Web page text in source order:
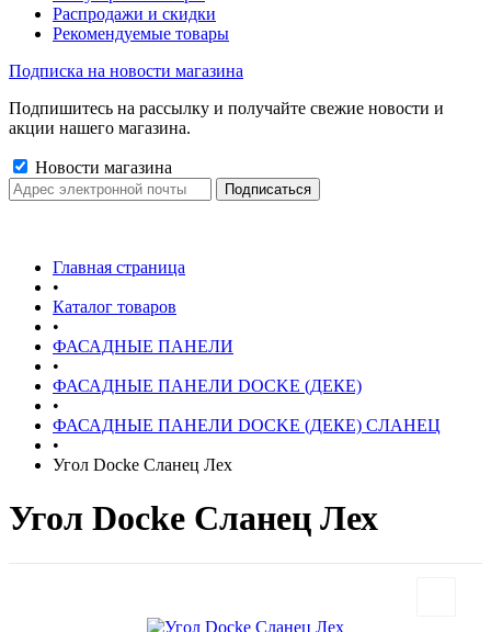
Распродажи и скидки
Рекомендуемые товары
Подписка на новости магазина
Подпишитесь на рассылку и получайте свежие новости и
акции нашего магазина.
Новости магазина
Главная страница
•
Каталог товаров
•
ФАСАДНЫЕ ПАНЕЛИ
•
ФАСАДНЫЕ ПАНЕЛИ DOCKE (ДЕКЕ)
•
ФАСАДНЫЕ ПАНЕЛИ DOCKE (ДЕКЕ) СЛАНЕЦ
•
Угол Docke Сланец Лех
Угол Docke Сланец Лех